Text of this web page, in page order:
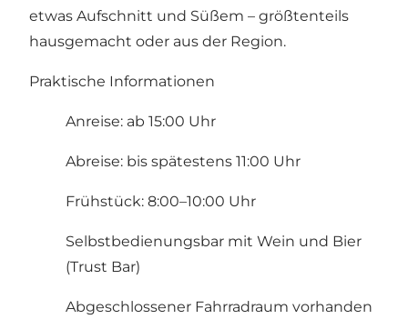
etwas Aufschnitt und Süßem – größtenteils
hausgemacht oder aus der Region.
Praktische Informationen
Anreise: ab 15:00 Uhr
Abreise: bis spätestens 11:00 Uhr
Frühstück: 8:00–10:00 Uhr
Selbstbedienungsbar mit Wein und Bier
(Trust Bar)
Abgeschlossener Fahrradraum vorhanden